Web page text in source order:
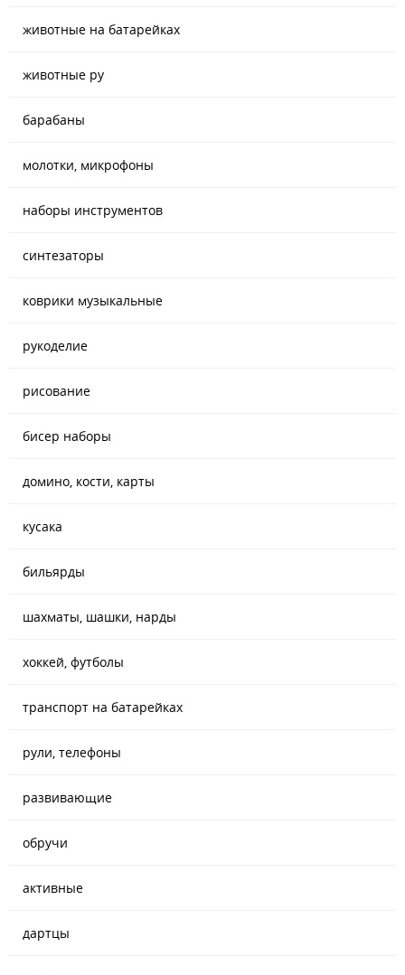
животные на батарейках
животные ру
барабаны
молотки, микрофоны
наборы инструментов
синтезаторы
коврики музыкальные
рукоделие
рисование
бисер наборы
домино, кости, карты
кусака
бильярды
шахматы, шашки, нарды
хоккей, футболы
транспорт на батарейках
рули, телефоны
развивающие
обручи
активные
дартцы